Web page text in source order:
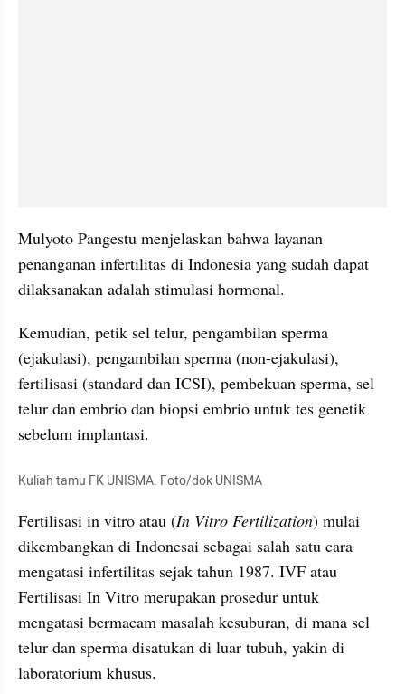
Mulyoto Pangestu menjelaskan bahwa layanan
penanganan infertilitas di Indonesia yang sudah dapat
dilaksanakan adalah stimulasi hormonal.
Kemudian, petik sel telur, pengambilan sperma
(ejakulasi), pengambilan sperma (non-ejakulasi),
fertilisasi (standard dan ICSI), pembekuan sperma, sel
telur dan embrio dan biopsi embrio untuk tes genetik
sebelum implantasi.
Kuliah tamu FK UNISMA. Foto/dok UNISMA
Fertilisasi in vitro atau (In Vitro Fertilization) mulai
dikembangkan di Indonesai sebagai salah satu cara
mengatasi infertilitas sejak tahun 1987. IVF atau
Fertilisasi In Vitro merupakan prosedur untuk
mengatasi bermacam masalah kesuburan, di mana sel
telur dan sperma disatukan di luar tubuh, yakin di
laboratorium khusus.